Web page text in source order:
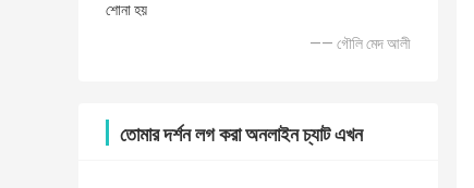
শোনা হয়
—— গৌলি মেদ আলী
তোমার দর্শন লগ করা অনলাইন চ্যাট এখন